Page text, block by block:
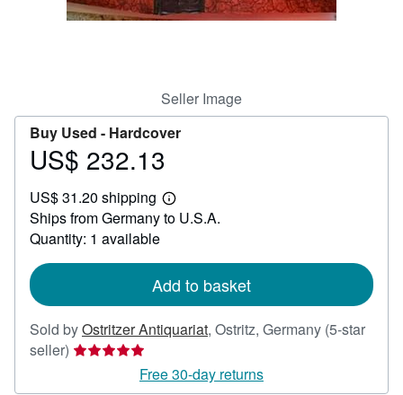
Seller Image
Buy Used - Hardcover
Price
232.13
US$ 232.13
US$ 31.20 shipping
Learn
more
Ships from Germany to U.S.A.
Quantity: 1 available
Add to basket
Sold byOstritzer Antiquariat, Ostritz, Germany (5-star
seller) Seller
5
Free 30-day returns